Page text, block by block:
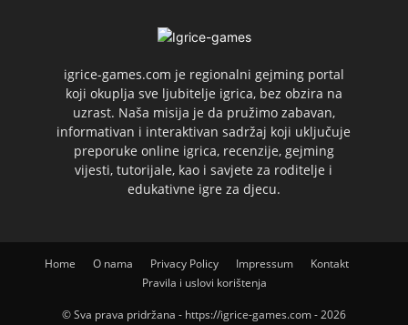
igrice-games.com je regionalni gejming portal
koji okuplja sve ljubitelje igrica, bez obzira na
uzrast. Naša misija je da pružimo zabavan,
informativan i interaktivan sadržaj koji uključuje
preporuke online igrica, recenzije, gejming
vijesti, tutorijale, kao i savjete za roditelje i
edukativne igre za djecu.
Home O nama Privacy Policy Impressum
Kontakt
Pravila i uslovi korištenja
© Sva prava pridržana - https://igrice-games.com - 2026